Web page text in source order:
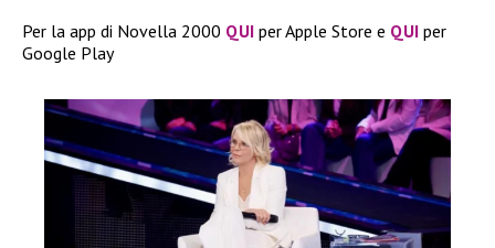
Per la app di Novella 2000 QUI per Apple Store e QUI per
Google Play